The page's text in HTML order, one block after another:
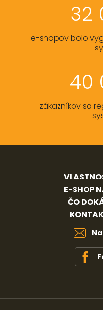
32
e-shopov bolo
40
zákazníkov sa
E-SHOP
ČO